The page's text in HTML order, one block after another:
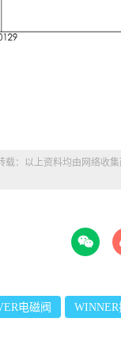
载：以上资料均由网络收

电磁阀 WINNER